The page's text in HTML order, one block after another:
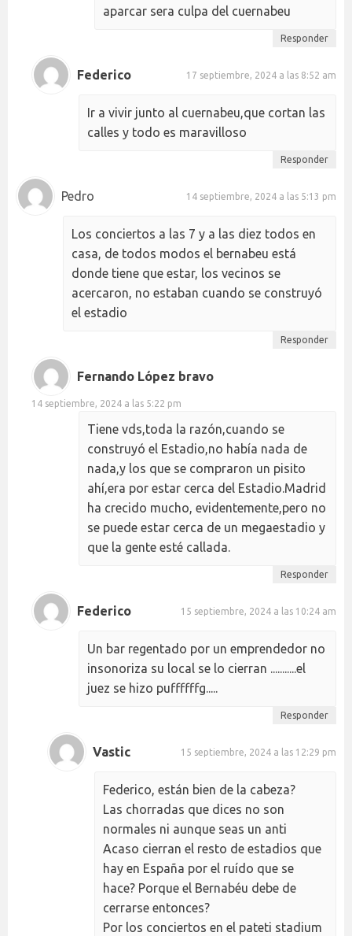
aparcar sera culpa del cuernabeu
Responder
Federico 17 septiembre, 2024 a las 8:52 am
Ir a vivir junto al cuernabeu,que cortan las
calles y todo es maravilloso
Responder
Pedro 14 septiembre, 2024 a las 5:13 pm
Los conciertos a las 7 y a las diez todos en
casa, de todos modos el bernabeu está
donde tiene que estar, los vecinos se
acercaron, no estaban cuando se construyó
el estadio
Responder
Fernando López bravo
14 septiembre, 2024 a las 5:22 pm
Tiene vds,toda la razón,cuando se
construyó el Estadio,no había nada de
nada,y los que se compraron un pisito
ahí,era por estar cerca del Estadio.Madrid
ha crecido mucho, evidentemente,pero no
se puede estar cerca de un megaestadio y
que la gente esté callada.
Responder
Federico 15 septiembre, 2024 a las 10:24 am
Un bar regentado por un emprendedor no
insonoriza su local se lo cierran ...........el
juez se hizo puffffffg.....
Responder
Vastic 15 septiembre, 2024 a las 12:29 pm
Federico, están bien de la cabeza?
Las chorradas que dices no son
normales ni aunque seas un anti
Acaso cierran el resto de estadios que
hay en España por el ruído que se
hace? Porque el Bernabéu debe de
cerrarse entonces?
Por los conciertos en el pateti stadium